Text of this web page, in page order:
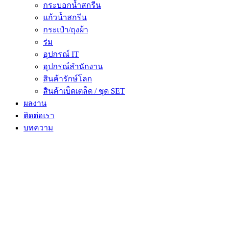
กระบอกน้ำสกรีน
แก้วน้ำสกรีน
กระเป๋า/ถุงผ้า
ร่ม
อุปกรณ์ IT
อุปกรณ์สำนักงาน
สินค้ารักษ์โลก
สินค้าเบ็ดเตล็ด / ชุด SET
ผลงาน
ติดต่อเรา
บทความ